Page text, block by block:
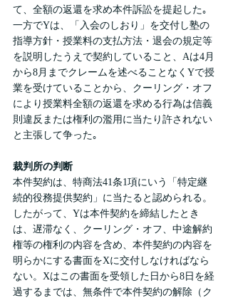
て、全額の返還を求め本件訴訟を提起した｡
一方でYは、「入会のしおり」を交付し塾の
指導方針・授業料の支払方法・退会の規定等
を説明したうえで契約していること、Aは4月
から8月までクレームを述べることなくYで授
業を受けていることから、クーリング・オフ
により授業料全額の返還を求める行為は信義
則違反または権利の濫用に当たり許されない
と主張して争った｡
裁判所の判断
本件契約は、特商法41条1項にいう「特定継
続的役務提供契約」に当たると認められる。
したがって、Yは本件契約を締結したとき
は、遅滞なく、クーリング・オフ、中途解約
権等の権利の内容を含め、本件契約の内容を
明らかにする書面をXに交付しなければなら
ない。Xはこの書面を受領した日から8日を経
過するまでは、無条件で本件契約の解除（ク